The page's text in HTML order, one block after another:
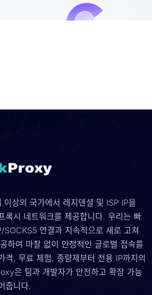
상의 국가에서 레지덴셜 및 ISP IP을
록시 네트워크를 제공합니다. 우리는 빠
연결과 지속적으로 새로 고쳐
하여 마찰 없이 안정적인 글로벌 접속를
격, 무료 체험, 종량제부터 전용 IP까지의
은 팀과 개발자가 안전하고 확장 가능
줍니다.